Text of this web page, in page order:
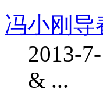
冯小刚
2013-
& ...